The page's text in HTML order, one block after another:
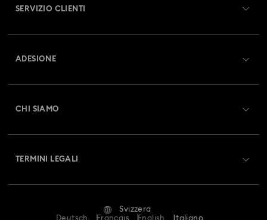
SERVIZIO CLIENTI
Resi & Cambi
Stato della riparazione
ADESIONE
CHI SIAMO
TERMINI LEGALI
Termini & Condizioni
Svizzera